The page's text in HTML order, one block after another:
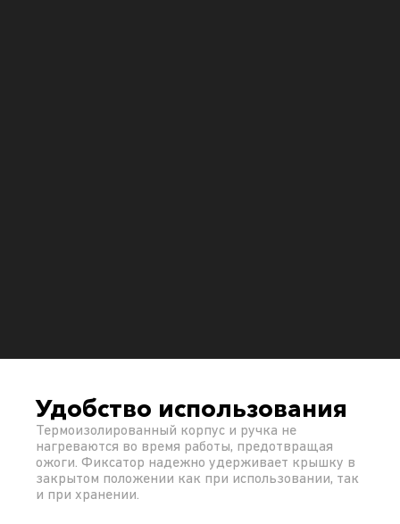
Удобство использования
Термоизолированный корпус и ручка не
нагреваются во время работы, предотвращая
ожоги. Фиксатор надежно удерживает крышку в
закрытом положении как при использовании, так
и при хранении.